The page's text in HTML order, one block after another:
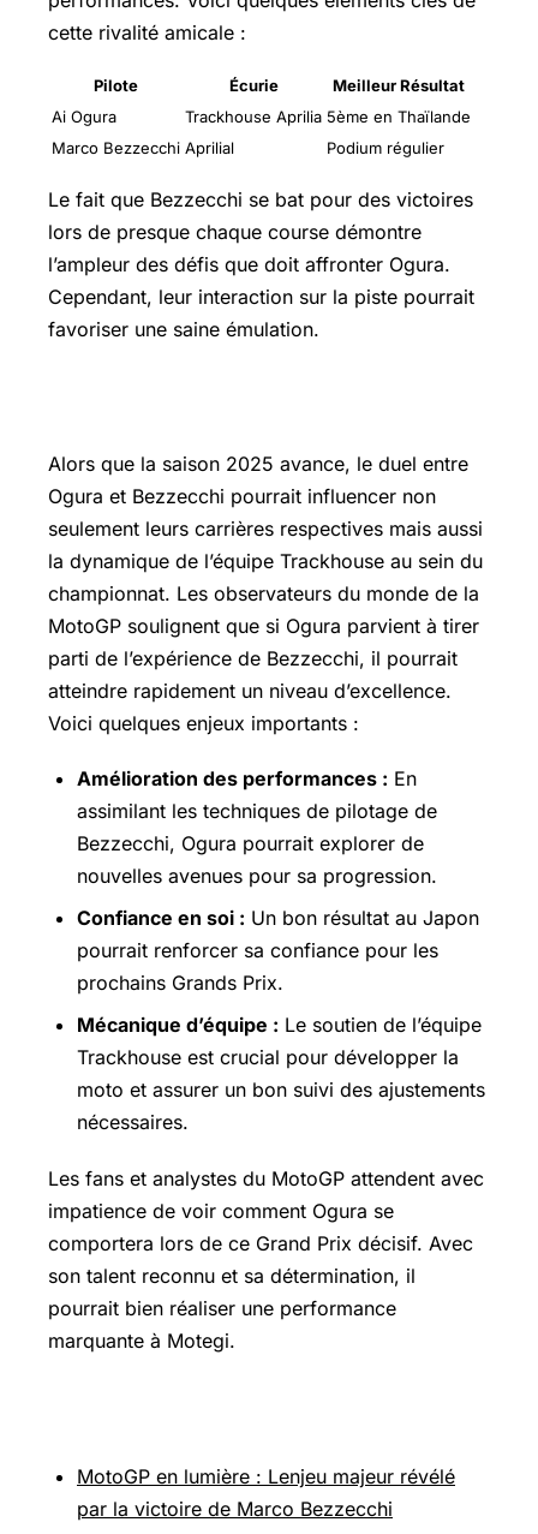
cette rivalité amicale :
Pilote Écurie
Meilleur Résultat
Ai Ogura
Trackhouse Aprilia 5ème en Thaïlande
Marco Bezzecchi Aprilial Podium régulier
Le fait que Bezzecchi se bat pour des victoires
lors de presque chaque course démontre
l’ampleur des défis que doit affronter Ogura.
Cependant, leur interaction sur la piste pourrait
favoriser une saine émulation.
Alors que la saison 2025 avance, le duel entre
Ogura et Bezzecchi pourrait influencer non
seulement leurs carrières respectives mais aussi
la dynamique de l’équipe Trackhouse au sein du
championnat. Les observateurs du monde de la
MotoGP soulignent que si Ogura parvient à tirer
parti de l’expérience de Bezzecchi, il pourrait
atteindre rapidement un niveau d’excellence.
Voici quelques enjeux importants :
Amélioration des performances : En
assimilant les techniques de pilotage de
Bezzecchi, Ogura pourrait explorer de
nouvelles avenues pour sa progression.
Confiance en soi : Un bon résultat au Japon
pourrait renforcer sa confiance pour les
prochains Grands Prix.
Mécanique d’équipe : Le soutien de l’équipe
Trackhouse est crucial pour développer la
moto et assurer un bon suivi des ajustements
nécessaires.
Les fans et analystes du MotoGP attendent avec
impatience de voir comment Ogura se
comportera lors de ce Grand Prix décisif. Avec
son talent reconnu et sa détermination, il
pourrait bien réaliser une performance
marquante à Motegi.
MotoGP en lumière : Lenjeu majeur révélé
par la victoire de Marco Bezzecchi